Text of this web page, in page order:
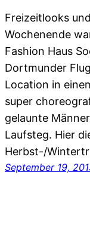
Freizeitlooks
Wochenende
Fashion Haus
Dortmunder
Location in
super
gelaunte
Laufsteg. Hier
Herbst-/
September 19,